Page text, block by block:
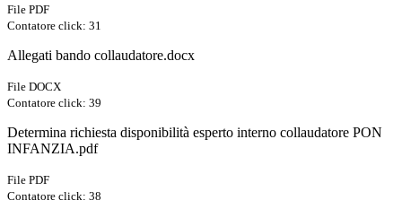
File PDF
Contatore click: 31
Allegati bando collaudatore.docx
File DOCX
Contatore click: 39
Determina richiesta disponibilità esperto interno collaudatore PON
INFANZIA.pdf
File PDF
Contatore click: 38